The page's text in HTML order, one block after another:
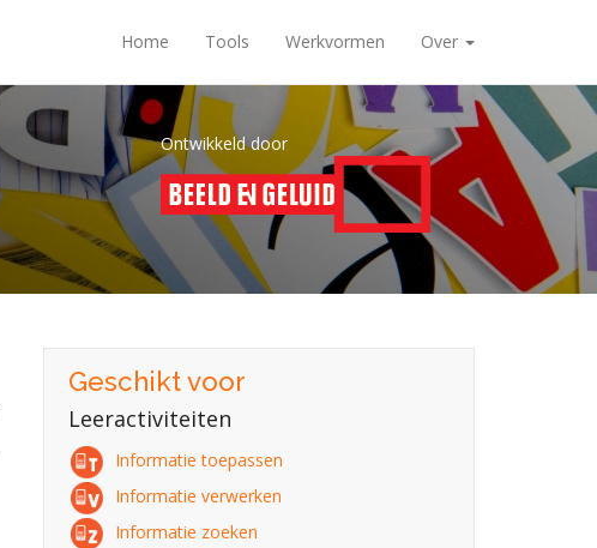
Home Tools Werkvormen Over
Ontwikkeld door
Geschikt voor
Leeractiviteiten
Informatie toepassen
Informatie verwerken
Informatie zoeken